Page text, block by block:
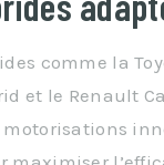
comme la
et le Renault
motorisations